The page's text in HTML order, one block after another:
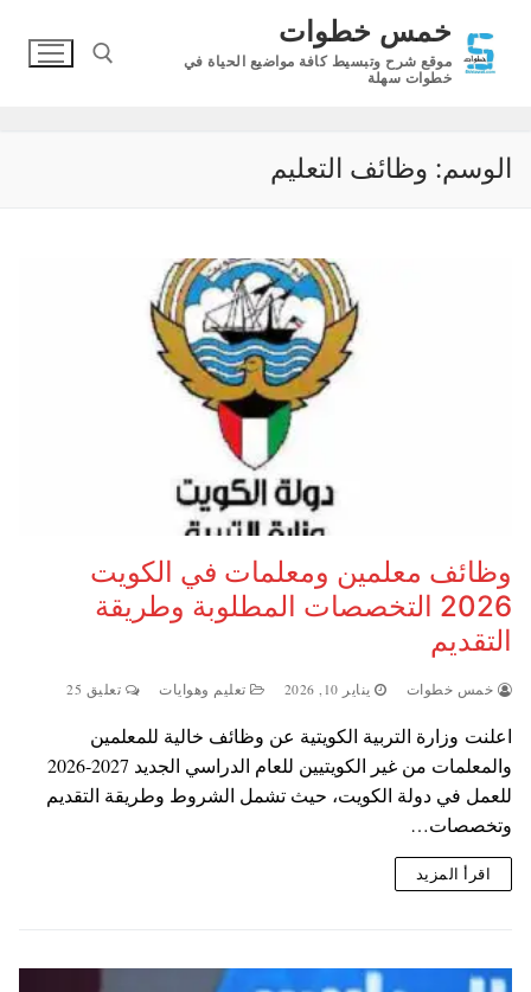
المحتوى
خمس خطوات
موقع شرح وتبسيط كافة مواضيع الحياة في
خطوات سهلة
الوسم: وظائف التعليم
وظائف معلمين ومعلمات في الكويت
2026 التخصصات المطلوبة وطريقة
التقديم
خمس خطوات يناير 10, 2026 تعليم وهوايات تعليق 25
اعلنت وزارة التربية الكويتية عن وظائف خالية للمعلمين
والمعلمات من غير الكويتيين للعام الدراسي الجديد 2027-2026
للعمل في دولة الكويت، حيث تشمل الشروط وطريقة التقديم
وتخصصات…
اقرأ المزيد